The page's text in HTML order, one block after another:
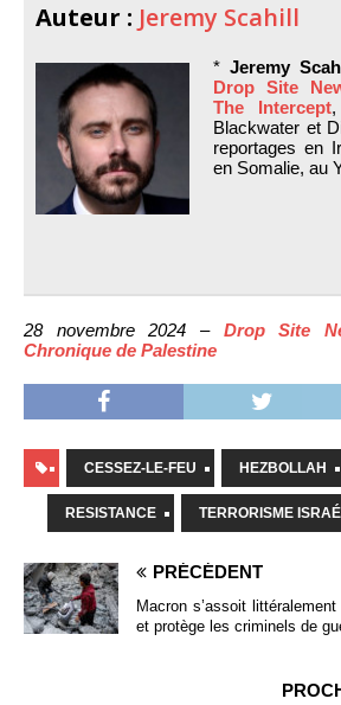
Auteur : Jeremy Scahill
* Jeremy
Drop Site
The Intercept,
Blackwater et
reportages en
en Somalie, au
28 novembre 2024 – Drop Site
Chronique de Palestine
CESSEZ-LE-FEU HEZBOLLAH
RESISTANCE TERRORISME
PRÉCÉDENT
Macron s’assoit
et protège les criminels de